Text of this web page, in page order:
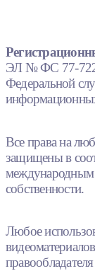
ЭЛ № ФС 77-
Федеральной
Все права на
защищены в
международным
собственности.
Любое